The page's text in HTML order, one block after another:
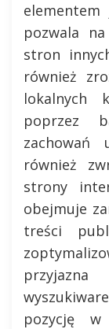
pozwala
stron
również
lokalnych
poprzez
zachowań
również
strony
obejmuje
treści
pozycję w